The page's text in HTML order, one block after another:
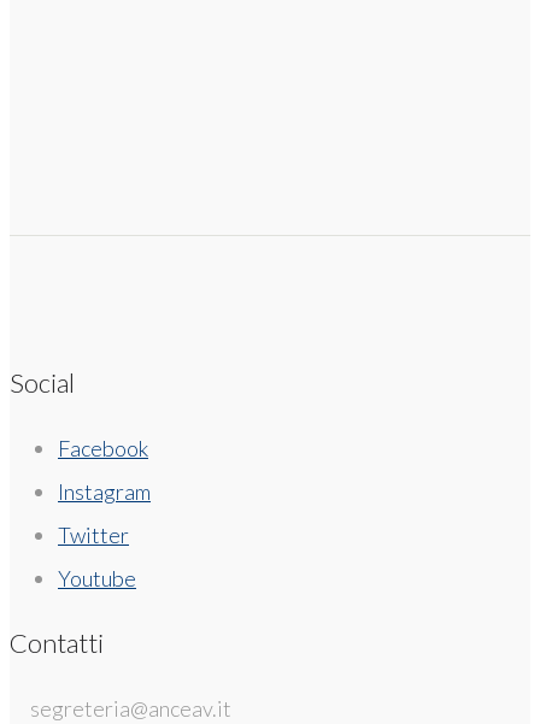
Social
Facebook
Instagram
Twitter
Youtube
Contatti
segreteria@anceav.it